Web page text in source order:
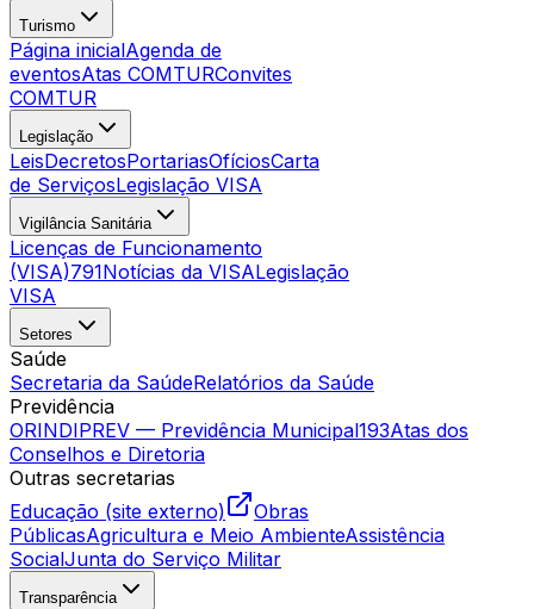
Turismo
Página inicialAgenda de
eventosAtas COMTURConvites
COMTUR
Legislação
LeisDecretosPortariasOfíciosCarta
de ServiçosLegislação VISA
Vigilância Sanitária
Licenças de Funcionamento
(VISA)791Notícias da VISALegislação
VISA
Setores
Saúde
Secretaria da SaúdeRelatórios da Saúde
Previdência
ORINDIPREV — Previdência Municipal193Atas dos
Conselhos e Diretoria
Outras secretarias
Educação (site externo)
Obras
PúblicasAgricultura e Meio AmbienteAssistência
SocialJunta do Serviço Militar
Transparência